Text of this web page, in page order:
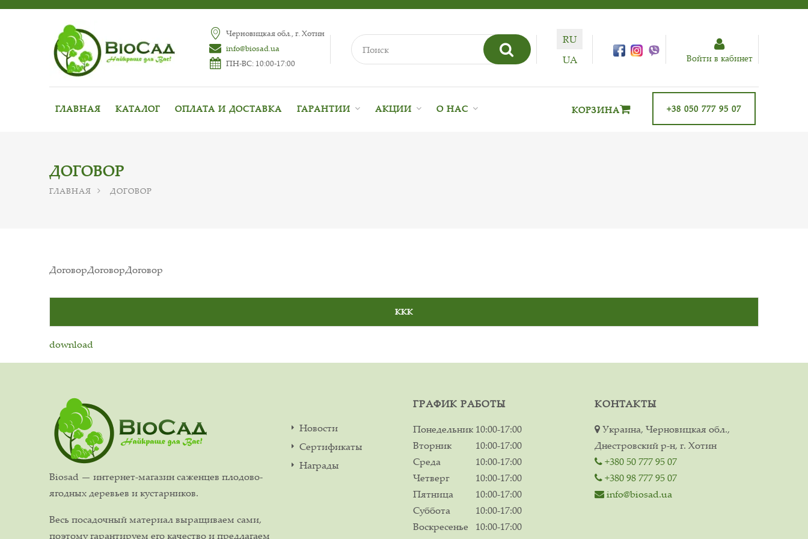
Черновицкая обл., г. Хотин
info@biosad.ua
ПН-ВС: 10:00-17:00
RU
UA
Войти в кабинет
ГЛАВНАЯ КАТАЛОГ ОПЛАТА И ДОСТАВКА ГАРАНТИИ АКЦИИ О НАС +38 050 777 95 07
КОРЗИНА
ДОГОВОР
ГЛАВНАЯ ДОГОВОР
ДоговорДоговорДоговор
download
Biosad — интернет-магазин саженцев плодово-
ягодных деревьев и кустарников.
Весь посадочный материал выращиваем сами,
поэтому гарантируем его качество и предлагаем
Новости
Сертификаты
Награды
ГРАФИК РАБОТЫ
Понедельник 10:00-17:00
Вторник
10:00-17:00
Среда
10:00-17:00
Четверг
10:00-17:00
Пятница
10:00-17:00
Суббота
10:00-17:00
Воскресенье
10:00-17:00
КОНТАКТЫ
Украина, Черновицкая обл.,
Днестровский р-н, г. Хотин
+380 50 777 95 07
+380 98 777 95 07
info@biosad.ua